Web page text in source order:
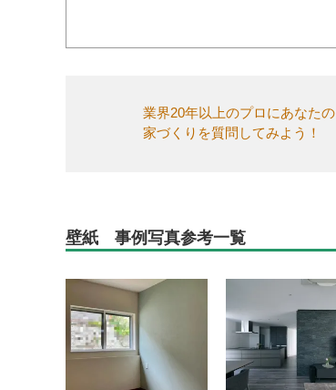
業界20年以上のプロにあなたの
家づくりを質問してみよう！
壁紙 事例写真参考一覧